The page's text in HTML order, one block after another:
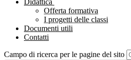
Didattica
Offerta formativa
I progetti delle classi
Documenti utili
Contatti
Campo di ricerca per le pagine del sito